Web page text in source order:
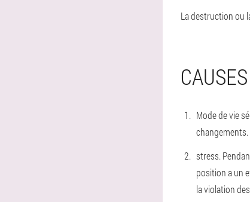
La destruction ou
CAUSES
Mode de vie
changements.
stress.
position a un
la violation